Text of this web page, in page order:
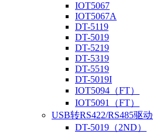
IOT5067
IOT5067A
DT-5119
DT-5019
DT-5219
DT-5319
DT-5519
DT-5019I
IOT5094（FT）
IOT5091（FT）
USB转RS422/RS485驱
DT-5019（2ND）